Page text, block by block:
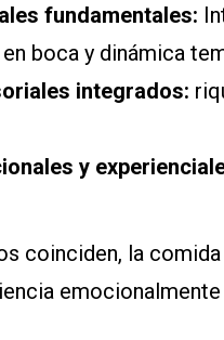
fundamentales:
boca y dinámica
integrados:
y
coinciden, la